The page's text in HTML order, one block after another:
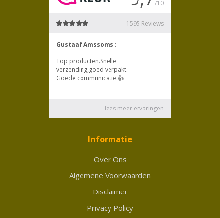
Informatie
Over Ons
Algemene Voorwaarden
Disclaimer
Privacy Policy